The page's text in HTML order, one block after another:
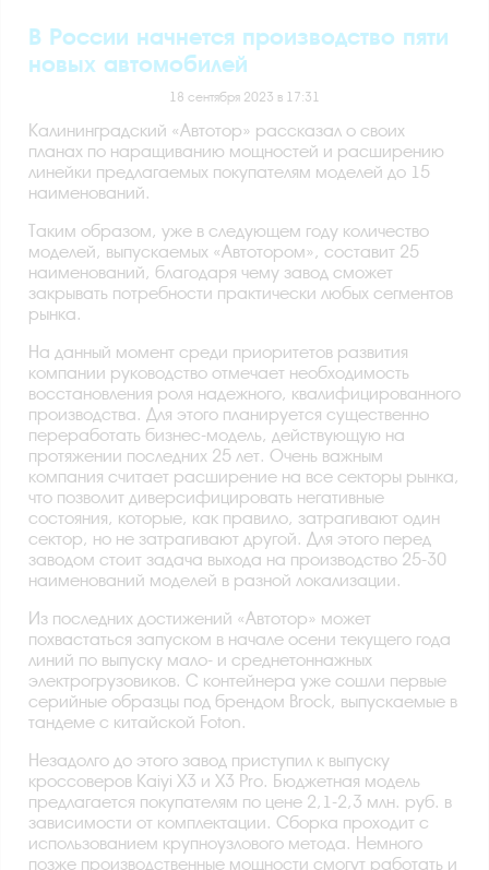
В России начнется производство пяти
новых автомобилей
18 сентября 2023 в 17:31
Калининградский «Автотор» рассказал о своих
планах по наращиванию мощностей и расширению
линейки предлагаемых покупателям моделей до 15
наименований.
Таким образом, уже в следующем году количество
моделей, выпускаемых «Автотором», составит 25
наименований, благодаря чему завод сможет
закрывать потребности практически любых сегментов
рынка.
На данный момент среди приоритетов развития
компании руководство отмечает необходимость
восстановления роля надежного, квалифицированного
производства. Для этого планируется существенно
переработать бизнес-модель, действующую на
протяжении последних 25 лет. Очень важным
компания считает расширение на все секторы рынка,
что позволит диверсифицировать негативные
состояния, которые, как правило, затрагивают один
сектор, но не затрагивают другой. Для этого перед
заводом стоит задача выхода на производство 25-30
наименований моделей в разной локализации.
Из последних достижений «Автотор» может
похвастаться запуском в начале осени текущего года
линий по выпуску мало- и среднетоннажных
электрогрузовиков. С контейнера уже сошли первые
серийные образцы под брендом Brock, выпускаемые в
тандеме с китайской Foton.
Незадолго до этого завод приступил к выпуску
кроссоверов Kaiyi X3 и X3 Pro. Бюджетная модель
предлагается покупателям по цене 2,1-2,3 млн. руб. в
зависимости от комплектации. Сборка проходит с
использованием крупноузлового метода. Немного
позже производственные мощности смогут работать и